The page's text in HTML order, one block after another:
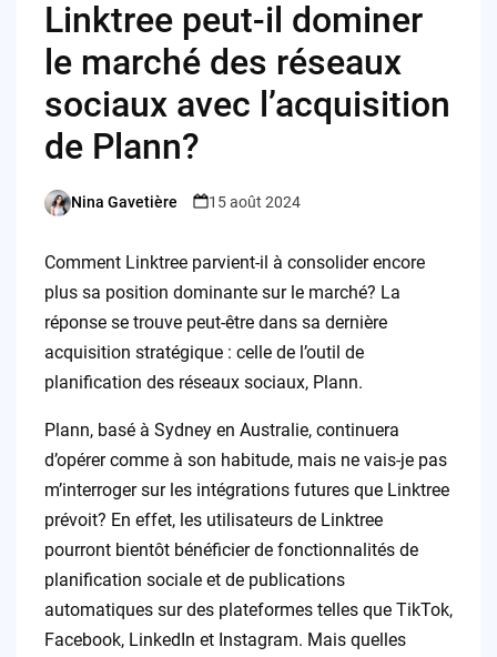
Linktree peut-il dominer
le marché des réseaux
sociaux avec l’acquisition
de Plann?
Posted
Nina Gavetière 15 août 2024
Comment Linktree parvient-il à consolider encore
plus sa position dominante sur le marché? La
réponse se trouve peut-être dans sa dernière
acquisition stratégique : celle de l’outil de
planification des réseaux sociaux, Plann.
Plann, basé à Sydney en Australie, continuera
d’opérer comme à son habitude, mais ne vais-je pas
m’interroger sur les intégrations futures que Linktree
prévoit? En effet, les utilisateurs de Linktree
pourront bientôt bénéficier de fonctionnalités de
planification sociale et de publications
automatiques sur des plateformes telles que TikTok,
Facebook, LinkedIn et Instagram. Mais quelles